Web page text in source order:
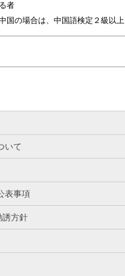
者
国の場合は、中国語検定２級以上
いて
表事項
誘方針